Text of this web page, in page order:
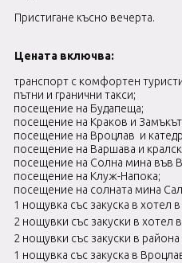
Пристигане късно вечерта.
Цената включва:
транспорт с комфортен
пътни и гранични такси;
посещение на Будапеща;
посещение на Краков и
посещение на Вроцлав и
посещение на Варшава и
посещение на Солна мина във
посещение на Клуж-Напока;
посещение на солната мина
1 нощувка със закуска в хотел
2 нощувки със закуски в хотел
2 нощувки със закуски в района
1 нощувка със закуска в